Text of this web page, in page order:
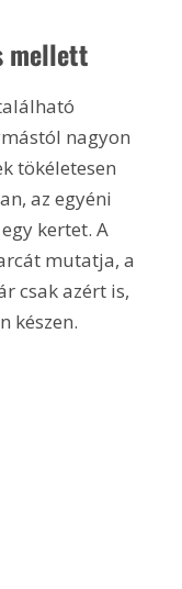
mellett
nagyon
tökéletesen
az egyéni
kertet. A
mutatja, a
csak azért is,
készen.